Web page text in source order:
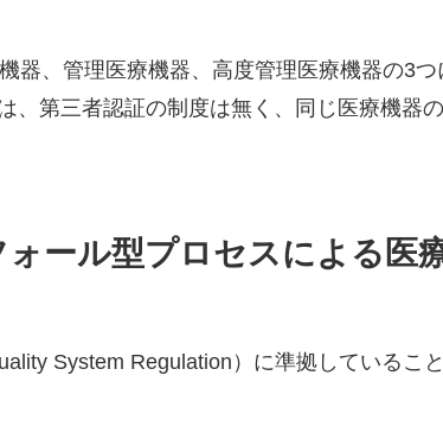
器、管理医療機器、高度管理医療機器の3
、第三者認証の制度は無く、同じ医療機器
ォール型プロセスによる医
System Regulation）に準拠しているこ